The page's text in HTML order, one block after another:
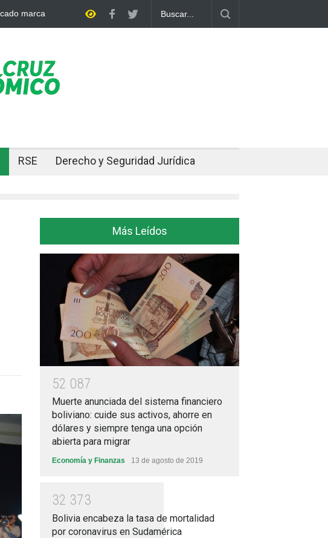
Bolivia rompe dos décadas de distancia con el FMI y pone a prueba su propio
RSE Derecho y Seguridad Jurídica
Más Leídos
52 087
Muerte anunciada del sistema financiero
boliviano: cuide sus activos, ahorre en
dólares y siempre tenga una opción
abierta para migrar
Economía y Finanzas 13 de agosto de 2019
32 373
Bolivia encabeza la tasa de mortalidad
por coronavirus en Sudamérica